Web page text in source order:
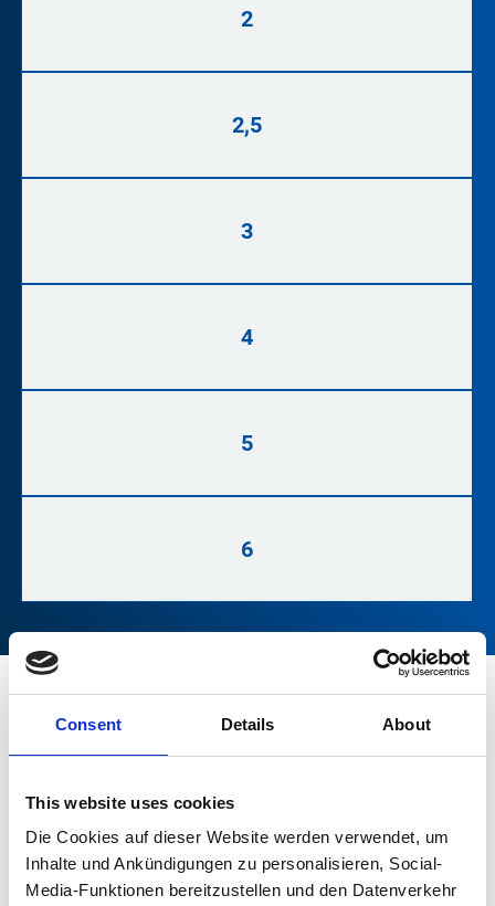
Consent Details About
This website uses cookies
Die Cookies auf dieser Website werden verwendet, um
Inhalte und Ankündigungen zu personalisieren, Social-
Media-Funktionen bereitzustellen und den Datenverkehr
2
2,5
3
4
5
6
DIMENSIONS
généralement possible qu'à partir de 6 mm. N'hésitez pas
à nous parler.
largeur :